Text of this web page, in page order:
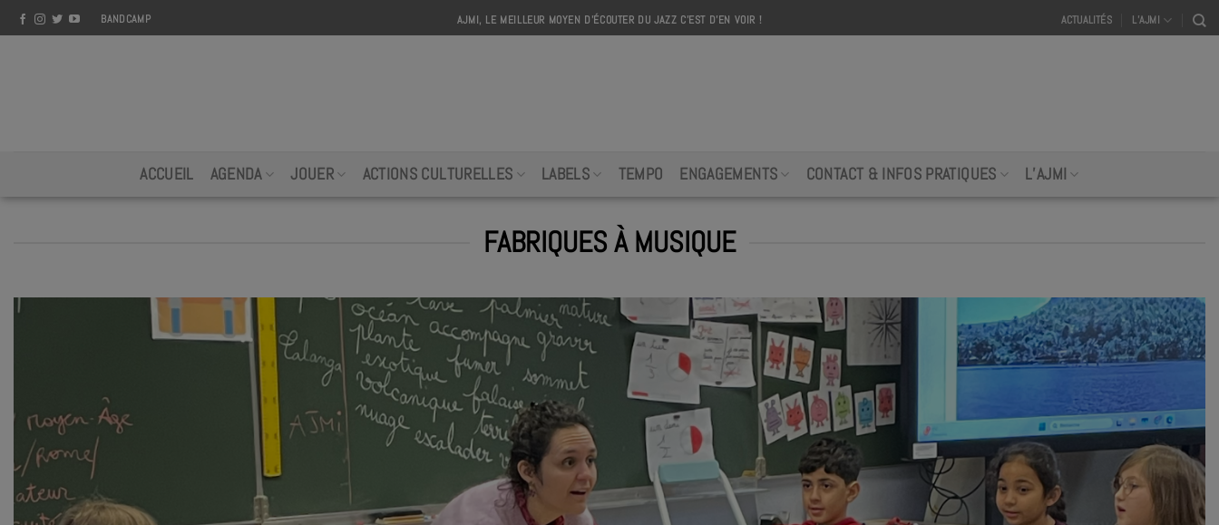
Skip
to
BANDCAMP AJMI, LE MEILLEUR MOYEN D'ÉCOUTER DU JAZZ C'EST D'EN VOIR ! ACTUALITÉS L’AJMI
ACCUEIL AGENDA JOUER ACTIONS CULTURELLES LABELS TEMPO ENGAGEMENTS CONTACT & INFOS PRATIQUES L’AJMI
FABRIQUES À MUSIQUE